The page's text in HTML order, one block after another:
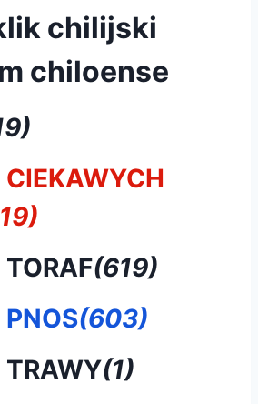
chilijski
chiloense
(619)
(603)
(1)